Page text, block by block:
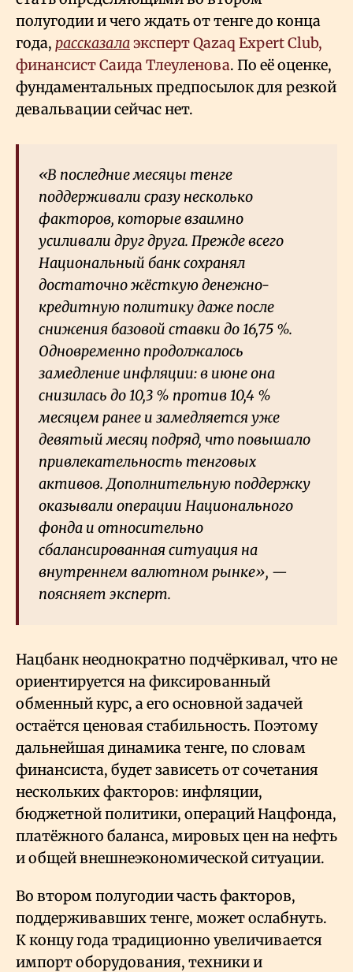
полугодии и чего ждать от тенге до конца
года, рассказалаэксперт Qazaq Expert Club,
финансист Саида Тлеуленова. По её оценке,
фундаментальных предпосылок для резкой
девальвации сейчас нет.
«В последние месяцы тенге
поддерживали сразу несколько
факторов, которые взаимно
усиливали друг друга. Прежде всего
Национальный банк сохранял
достаточно жёсткую денежно-
кредитную политику даже после
снижения базовой ставки до 16,75 %.
Одновременно продолжалось
замедление инфляции: в июне она
снизилась до 10,3 % против 10,4 %
месяцем ранее и замедляется уже
девятый месяц подряд, что повышало
привлекательность тенговых
активов. Дополнительную поддержку
оказывали операции Национального
фонда и относительно
сбалансированная ситуация на
внутреннем валютном рынке», —
поясняет эксперт.
Нацбанк неоднократно подчёркивал, что не
ориентируется на фиксированный
обменный курс, а его основной задачей
остаётся ценовая стабильность. Поэтому
дальнейшая динамика тенге, по словам
финансиста, будет зависеть от сочетания
нескольких факторов: инфляции,
бюджетной политики, операций Нацфонда,
платёжного баланса, мировых цен на нефть
и общей внешнеэкономической ситуации.
Во втором полугодии часть факторов,
поддерживавших тенге, может ослабнуть.
К концу года традиционно увеличивается
импорт оборудования, техники и